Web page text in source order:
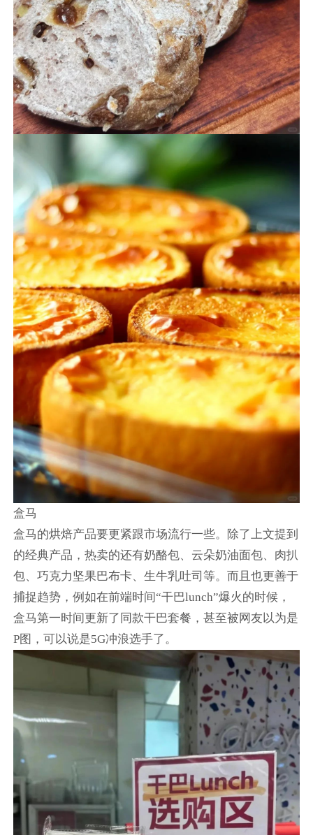
盒马
盒马的烘焙产品要更紧跟市场流行一些。除了上文提到
的经典产品，热卖的还有奶酪包、云朵奶油面包、肉扒
包、巧克力坚果巴布卡、生牛乳吐司等。而且也更善于
捕捉趋势，例如在前端时间“干巴lunch”爆火的时候，
盒马第一时间更新了同款干巴套餐，甚至被网友以为是
P图，可以说是5G冲浪选手了。